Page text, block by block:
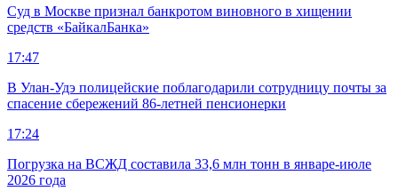
Суд в Москве признал банкротом виновного в хищении
средств «БайкалБанка»
17:47
В Улан-Удэ полицейские поблагодарили сотрудницу почты за
спасение сбережений 86-летней пенсионерки
17:24
Погрузка на ВСЖД составила 33,6 млн тонн в январе-июле
2026 года